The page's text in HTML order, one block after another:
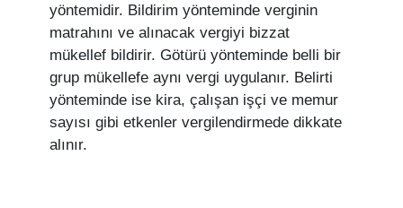
yöntemidir. Bildirim yönteminde verginin
matrahını ve alınacak vergiyi bizzat
mükellef bildirir. Götürü yönteminde belli bir
grup mükellefe aynı vergi uygulanır. Belirti
yönteminde ise kira, çalışan işçi ve memur
sayısı gibi etkenler vergilendirmede dikkate
alınır.